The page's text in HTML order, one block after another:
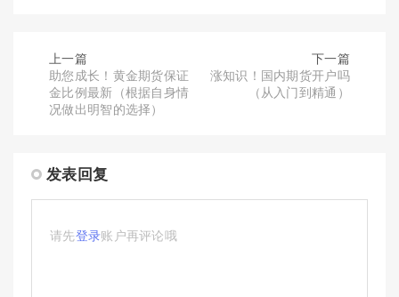
上一篇
助您成长！黄金期货保证
金比例最新（根据自身情
况做出明智的选择）
下一篇
涨知识！国内期货开户吗
（从入门到精通）
发表回复
请先登录账户再评论哦